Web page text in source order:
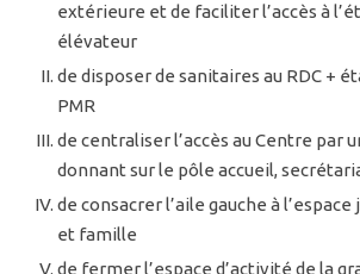
extérieure et de faciliter l’accès à
élévateur
de disposer de sanitaires au RDC +
PMR
de centraliser l’accès au Centre par
donnant sur le pôle accueil,
de consacrer l’aile gauche à
et famille
de fermer l’espace d’activité de la